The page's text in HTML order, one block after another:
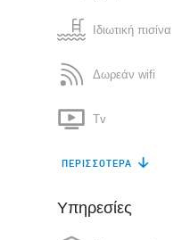
Ιδιωτική πισίνα
Δωρεάν wifi
Tv
Ψυγείο
Καφετιέρα
ΠΕΡΙΣΣΌΤΕΡΑ
Υπηρεσίες